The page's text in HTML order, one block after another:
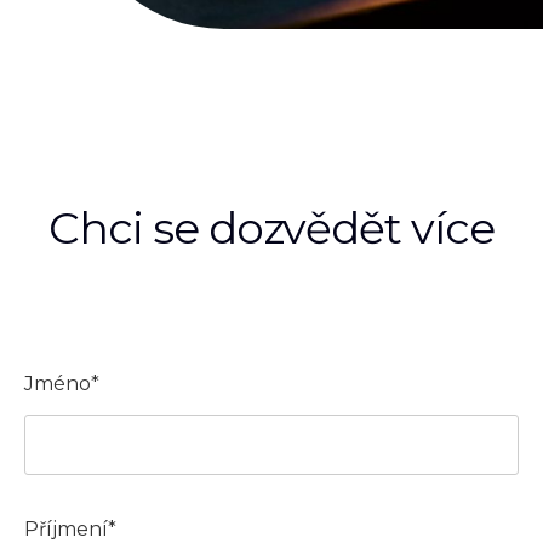
Chci se dozvědět více
Jméno*
Příjmení*